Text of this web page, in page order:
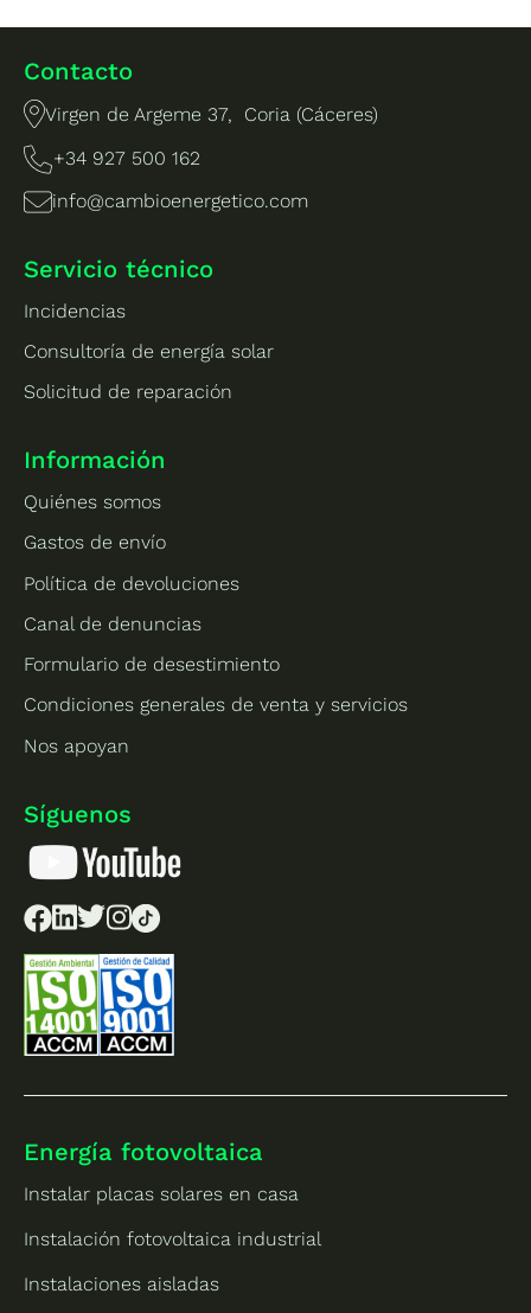
Contacto
Virgen de Argeme 37, Coria (Cáceres)
+34 927 500 162
info@cambioenergetico.com
Servicio técnico
Incidencias
Consultoría de energía solar
Solicitud de reparación
Información
Quiénes somos
Gastos de envío
Política de devoluciones
Canal de denuncias
Formulario de desestimiento
Condiciones generales de venta y servicios
Nos apoyan
Síguenos
Energía fotovoltaica
Instalar placas solares en casa
Instalación fotovoltaica industrial
Instalaciones aisladas